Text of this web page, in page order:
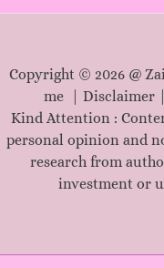
Copyright © 2026 @
me
Disclaimer|
Kind Attention :
personal opinion and
research from
investment or